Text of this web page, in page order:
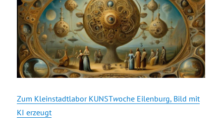
Zum Kleinstadtlabor KUNSTwoche Eilenburg, Bild mit
KI erzeugt